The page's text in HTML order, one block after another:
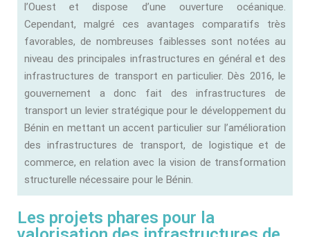
l’Ouest et dispose d’une ouverture océanique.
Cependant, malgré ces avantages comparatifs très
favorables, de nombreuses faiblesses sont notées au
niveau des principales infrastructures en général et des
infrastructures de transport en particulier. Dès 2016, le
gouvernement a donc fait des infrastructures de
transport un levier stratégique pour le développement du
Bénin en mettant un accent particulier sur l’amélioration
des infrastructures de transport, de logistique et de
commerce, en relation avec la vision de transformation
structurelle nécessaire pour le Bénin.
Les projets phares pour la